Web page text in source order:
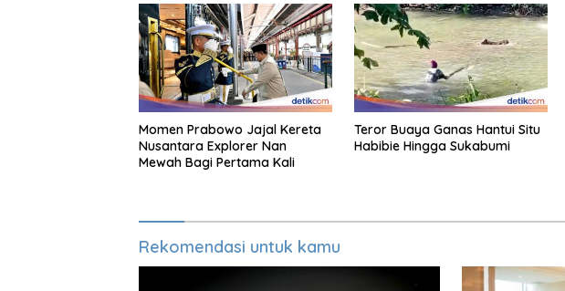
Momen Prabowo Jajal Kereta
Nusantara Explorer Nan
Mewah Bagi Pertama Kali
Teror Buaya Ganas Hantui Situ
Habibie Hingga Sukabumi
Rekomendasi untuk kamu